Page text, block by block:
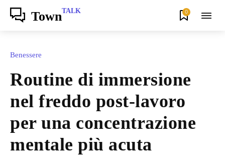
TownTALK 0
Benessere
Routine di immersione
nel freddo post-lavoro
per una concentrazione
mentale più acuta